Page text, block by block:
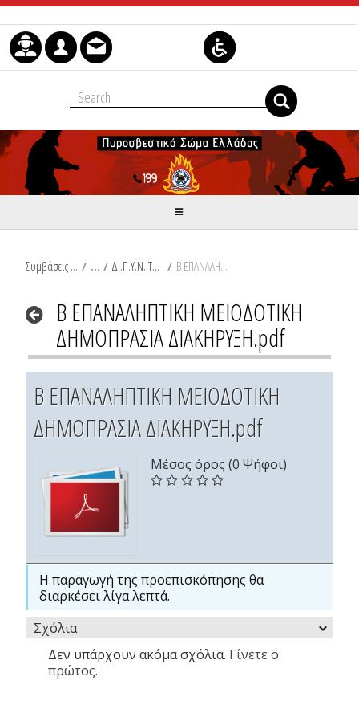
Μετάβαση στο περιεχόμενο
Συμβάσεις Διαβουλεύσεις Διαγωνισμοί / ΔΙ.Π.Υ.Ν. ΤΡΙΚΑΛΩΝ / Β ΕΠΑΝΑΛΗΠΤΙΚΗ ΜΕΙΟΔΟΤΙΚΗ ΔΗΜΟΠΡΑΣΙΑ ΔΙΑΚΗΡΥΞΗ.pdf
Β ΕΠΑΝΑΛΗΠΤΙΚΗ ΜΕΙΟΔΟΤΙΚΗ
ΔΗΜΟΠΡΑΣΙΑ ΔΙΑΚΗΡΥΞΗ.pdf
Β ΕΠΑΝΑΛΗΠΤΙΚΗ ΜΕΙΟΔΟΤΙΚΗ
ΔΗΜΟΠΡΑΣΙΑ ΔΙΑΚΗΡΥΞΗ.pdf
Μέσος όρος (0 Ψήφοι)
Η παραγωγή της προεπισκόπησης θα
διαρκέσει λίγα λεπτά.
Σχόλια
Δεν υπάρχουν ακόμα σχόλια. Γίνετε ο
πρώτος.